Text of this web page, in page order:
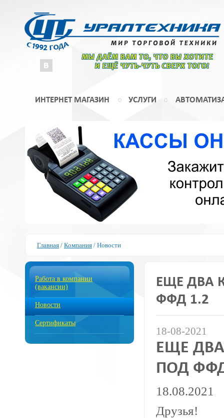
МЫ ДАЁМ ВАМ ТО, ЧТО ВЫ ХОТИТЕ
И ЕЩЁ ЧУТЬ-ЧУТЬ СВЕРХ ТОГО!
ИНТЕРНЕТ МАГАЗИН УСЛУГИ
Главная / Компания / Новости
Работа в компании
(вакансии)
Новости
Сертификаты
ЕЩЕ ДВА
ФФД 1.2
18-08-2021
ЕЩЕ
ПОД
18.08.2021
Друзья!